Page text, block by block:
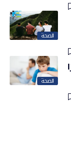
الصحة
الصحة